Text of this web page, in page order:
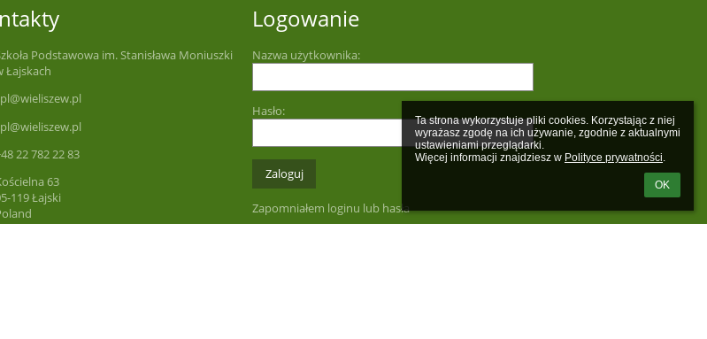
Ta strona wykorzystuje pliki cookies. Korzystając z niej
wyrażasz zgodę na ich używanie, zgodnie z aktualnymi
ustawieniami przeglądarki.
Więcej informacji znajdziesz w Polityce prywatności.
OK
Podstawowa im. Stanisława Moniuszki
Łajskach
22 782 22 83
63
119 Łajski
Logowanie
Nazwa użytkownika:
Hasło:
Zapomniałem loginu lub hasła